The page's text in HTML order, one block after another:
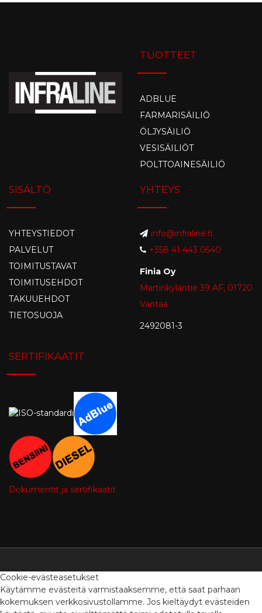
TUOTTEET
ADBLUE
FARMARISÄILIÖ
ÖLJYSÄILIÖ
VESISÄILIÖT
POLTTOAINESÄILIÖ
SISÄLTÖ
YHTEYSTIEDOT
PALVELUT
TOIMITUSTAVAT
TOIMITUSEHDOT
TAKUUEHDOT
TIETOSUOJA
YHTEYS
info@infraline.fi
+358 41 443 0540
Finia Oy
Martinkyläntie 39 AF, 01720
Vantaa
2492081-3
SERTIFIKAATIT
Dokumentit ja sertifikaatit
Cookie-evästeasetukset
Käytämme evästeitä varmistaaksemme, että saat parhaan
kokemuksen verkkosivustollamme. Jos kieltäydyt evästeiden